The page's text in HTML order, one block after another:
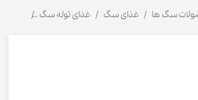
سگ ها غذای سگ غذای توله سگ